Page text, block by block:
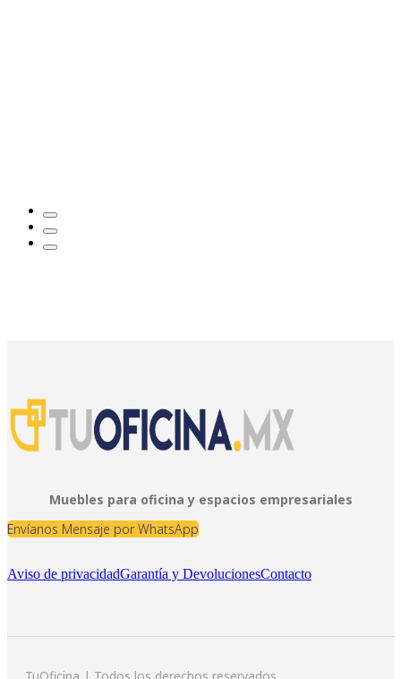
Muebles para oficina y espacios empresariales
Envíanos Mensaje por WhatsApp
Aviso de privacidadGarantía y DevolucionesContacto
TuOficina | Todos los derechos reservados.